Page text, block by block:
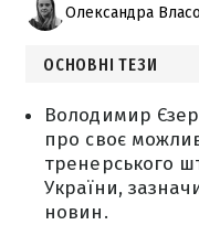
Олександра
ОСНОВНІ ТЕЗИ
Володимир
про своє
тренерського
України,
новин.